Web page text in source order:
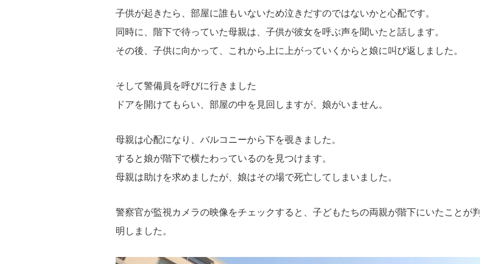
子供が起きたら、部屋に誰もいないため泣きだすのではないかと心配です。
同時に、階下で待っていた母親は、子供が彼女を呼ぶ声を聞いたと話します。
その後、子供に向かって、これから上に上がっていくからと娘に叫び返しました。
そして警備員を呼びに行きました
ドアを開けてもらい、部屋の中を見回しますが、娘がいません。
母親は心配になり、バルコニーから下を覗きました。
すると娘が階下で横たわっているのを見つけます。
母親は助けを求めましたが、娘はその場で死亡してしまいました。
警察官が監視カメラの映像をチェックすると、子どもたちの両親が階下にいたことが判
明しました。